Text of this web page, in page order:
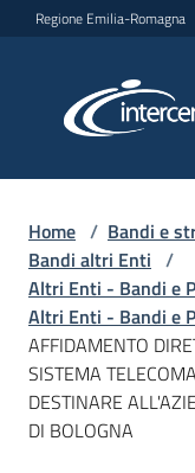
Vai al contenuto
Vai alla navigazione
Vai al footer
Regione Emilia-Romagna
L'Agenzia
Bandi
Home / Bandi e
Bandi altri Enti /
Altri Enti - Bandi e
Altri Enti - Bandi e
AFFIDAMENTO
SISTEMA
DESTINARE
DI BOLOGNA